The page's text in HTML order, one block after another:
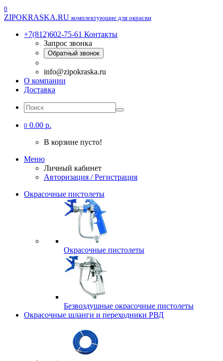
0
ZIPOKRASKA.RU комплектующие для окраски
+7(812)602-75-61 Контакты
Запрос звонка
Обратный звонок
info@zipokraska.ru
О компании
Доставка
0 0.00 р.
В корзине пусто!
Меню
Личный кабинет
Авторизация / Регистрация
Окрасочные пистолеты
Окрасочные пистолеты
Безвоздушные окрасочные пистолеты
Окрасочные шланги и переходники РВД